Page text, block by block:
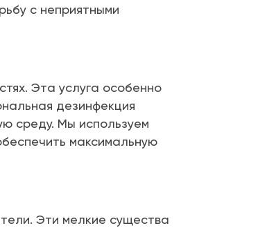
с неприятными
Эта услуга особенно
дезинфекция
среду. Мы используем
максимальную
Эти мелкие существа